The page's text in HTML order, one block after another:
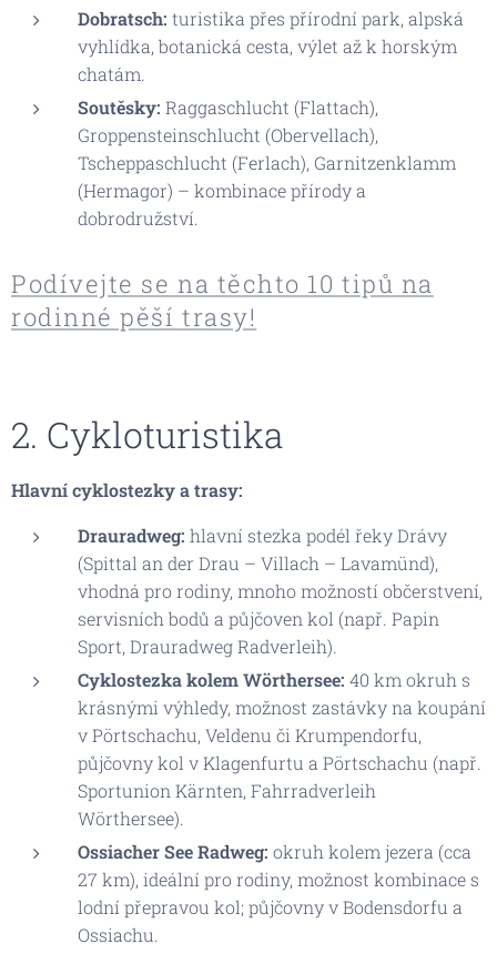
Dobratsch: turistika přes přírodní park, alpská
vyhlídka, botanická cesta, výlet až k horským
chatám.
Soutěsky: Raggaschlucht (Flattach),
Groppensteinschlucht (Obervellach),
Tscheppaschlucht (Ferlach), Garnitzenklamm
(Hermagor) – kombinace přírody a
dobrodružství.
Podívejte se na těchto 10 tipů na
rodinné pěší trasy!
2. Cykloturistika
Hlavní cyklostezky a trasy:
Drauradweg: hlavní stezka podél řeky Drávy
(Spittal an der Drau – Villach – Lavamünd),
vhodná pro rodiny, mnoho možností občerstvení,
servisních bodů a půjčoven kol (např. Papin
Sport, Drauradweg Radverleih).
Cyklostezka kolem Wörthersee: 40 km okruh s
krásnými výhledy, možnost zastávky na koupání
v Pörtschachu, Veldenu či Krumpendorfu,
půjčovny kol v Klagenfurtu a Pörtschachu (např.
Sportunion Kärnten, Fahrradverleih
Wörthersee).
Ossiacher See Radweg: okruh kolem jezera (cca
27 km), ideální pro rodiny, možnost kombinace s
lodní přepravou kol; půjčovny v Bodensdorfu a
Ossiachu.